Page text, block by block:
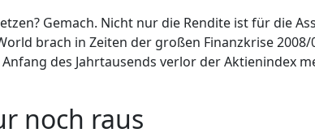
Gemach. Nicht nur die Rendite ist für die
brach in Zeiten der großen Finanzkrise 2008/
des Jahrtausends verlor der Aktienindex
noch raus